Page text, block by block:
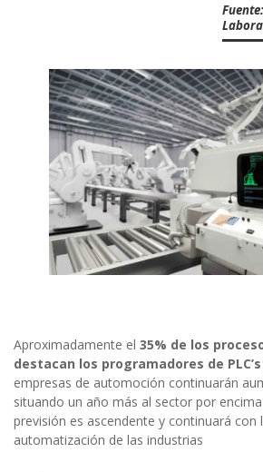
Aproximadamente el 35% de los
destacan los programadores de
empresas de automoción continuarán
situando un año más al sector por
previsión es ascendente y continuará con
automatización de las industrias